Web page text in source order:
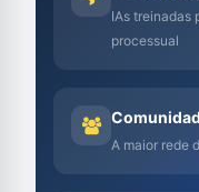
IAs treinadas
processual
A maior rede